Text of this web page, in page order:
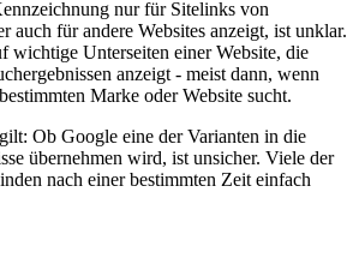
nur für Sitelinks von
auch für andere Websites anzeigt, ist unklar.
wichtige Unterseiten einer Website, die
anzeigt - meist dann, wenn
Marke oder Website sucht.
Ob Google eine der Varianten in die
übernehmen wird, ist unsicher. Viele der
nach einer bestimmten Zeit einfach